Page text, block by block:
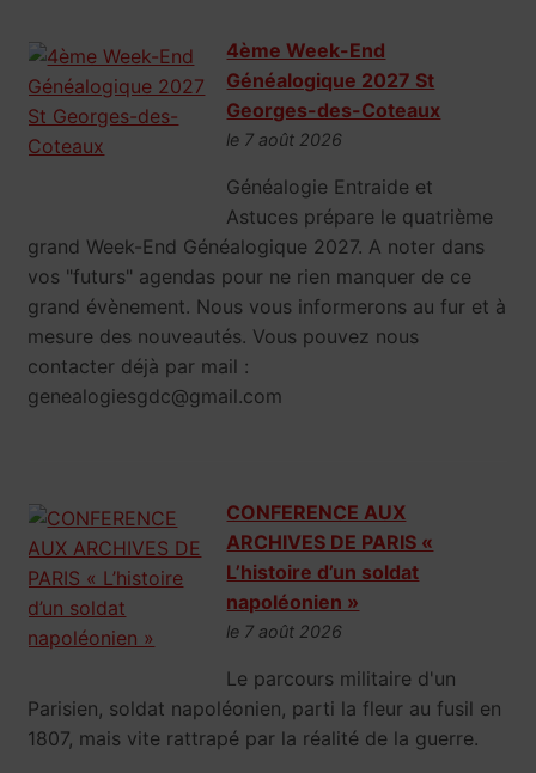
4ème Week-End
Généalogique 2027 St
Georges-des-Coteaux
le 7 août 2026
Généalogie Entraide et
Astuces prépare le quatrième
grand Week-End Généalogique 2027. A noter dans
vos "futurs" agendas pour ne rien manquer de ce
grand évènement. Nous vous informerons au fur et à
mesure des nouveautés. Vous pouvez nous
contacter déjà par mail :
genealogiesgdc@gmail.com
CONFERENCE AUX
ARCHIVES DE PARIS «
L’histoire d’un soldat
napoléonien »
le 7 août 2026
Le parcours militaire d'un
Parisien, soldat napoléonien, parti la fleur au fusil en
1807, mais vite rattrapé par la réalité de la guerre.